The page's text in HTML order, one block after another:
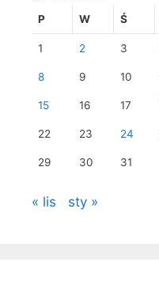
P W Ś
1 2 3
8 9 10
15 16 17
22 23 24
29 30 31
« lis sty »